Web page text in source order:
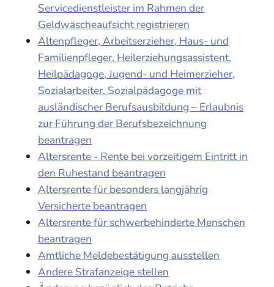
Servicedienstleister im Rahmen der
Geldwäscheaufsicht registrieren
Altenpfleger, Arbeitserzieher, Haus- und
Familienpfleger, Heilerziehungsassistent,
Heilpädagoge, Jugend- und Heimerzieher,
Sozialarbeiter, Sozialpädagoge mit
ausländischer Berufsausbildung – Erlaubnis
zur Führung der Berufsbezeichnung
beantragen
Altersrente - Rente bei vorzeitigem Eintritt in
den Ruhestand beantragen
Altersrente für besonders langjährig
Versicherte beantragen
Altersrente für schwerbehinderte Menschen
beantragen
Amtliche Meldebestätigung ausstellen
Andere Strafanzeige stellen